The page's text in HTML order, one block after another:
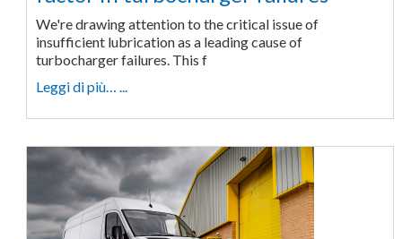
We're drawing attention to the critical issue of
insufficient lubrication as a leading cause of
turbocharger failures. This f
Leggi di più… ...